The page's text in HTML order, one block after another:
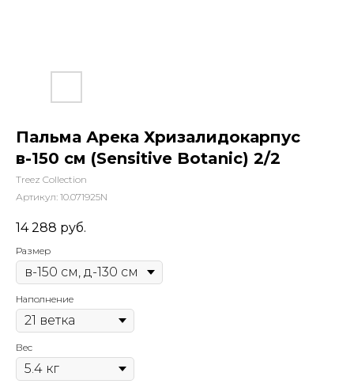
Пальма Арека Хризалидокарпус
в-150 см (Sensitive Botanic) 2/2
Treez Collection
Артикул: 10.071925N
14 288 руб.
Размер
Наполнение
Вес